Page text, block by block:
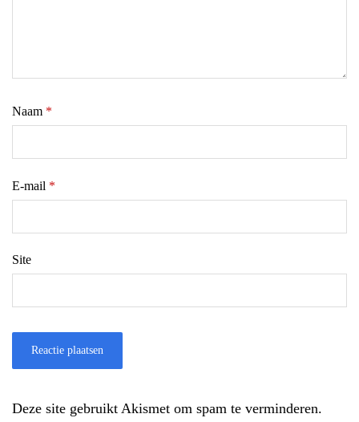
Naam *
E-mail *
Site
Deze site gebruikt Akismet om spam te verminderen.